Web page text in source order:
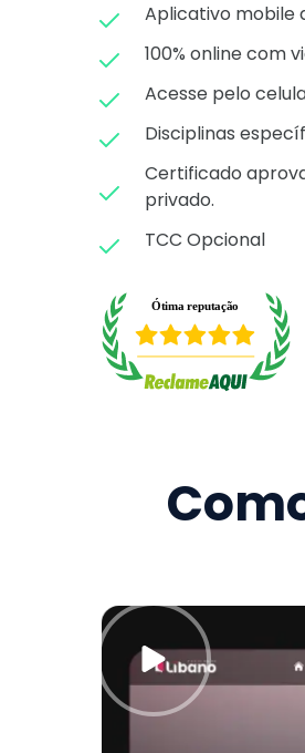
Aplicativo mobile
100% online com
Acesse pelo
Disciplinas
Certificado
privado.
TCC Opcional